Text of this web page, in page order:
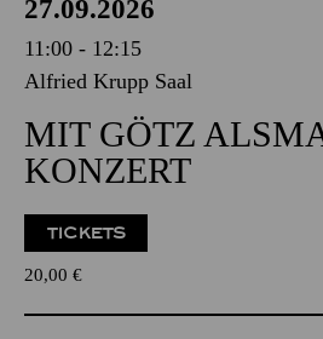
27.09.2026
11:00 - 12:15
Alfried Krupp Saal
MIT GÖTZ
KONZERT
TICKETS
20,00 €